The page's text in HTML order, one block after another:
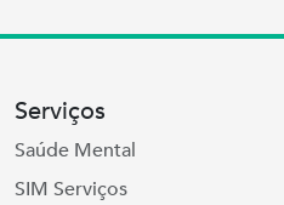
Serviços
Saúde Mental
SIM Serviços